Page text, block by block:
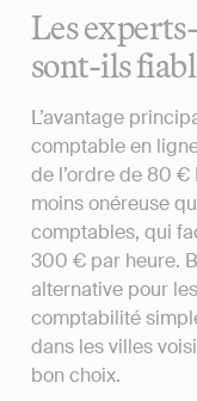
Les
sont-ils
L’avantage
comptable en
de l’ordre de 80
moins onéreuse
comptables, qui
300 € par heure.
alternative pour
comptabilité
dans les villes
bon choix.